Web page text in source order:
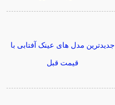
جدیدترین مدل های عینک آفتابی با
قیمت قبل